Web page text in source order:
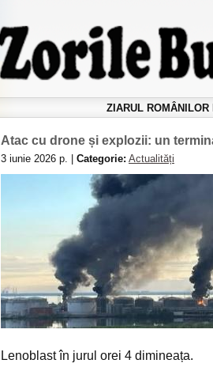
ZIARUL ROMÂNILOR
Atac cu drone și explozii: un
3 iunie 2026 р. | Categorie: Actualități
Lenoblast în jurul orei 4 dimineața.